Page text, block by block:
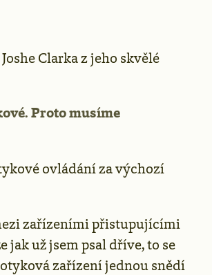
Clarka z jeho skvělé
Proto musíme
ovládání za výchozí
zařízeními přistupujícími
jak už jsem psal dříve, to se
zařízení jednou snědí